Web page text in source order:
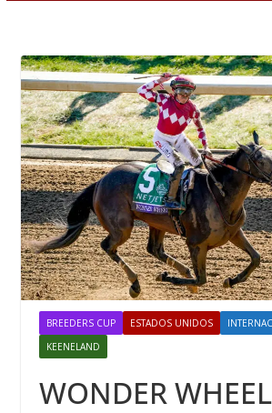
BREEDERS CUP ESTADOS UNIDOS
KEENELAND
WONDER